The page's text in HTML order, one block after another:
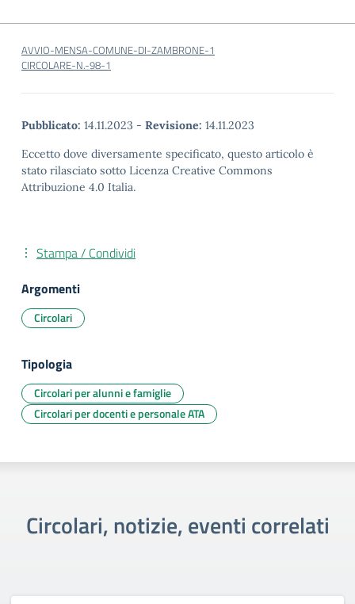
AVVIO-MENSA-COMUNE-DI-ZAMBRONE-1
CIRCOLARE-N.-98-1
Pubblicato: 14.11.2023 - Revisione: 14.11.2023
Eccetto dove diversamente specificato, questo articolo è
stato rilasciato sotto Licenza Creative Commons
Attribuzione 4.0 Italia.
Stampa / Condividi
Argomenti
Circolari
Tipologia
Circolari per alunni e famiglie
Circolari per docenti e personale ATA
Circolari, notizie, eventi correlati